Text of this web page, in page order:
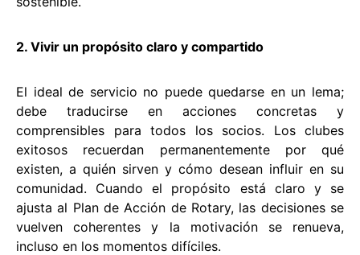
2. Vivir un propósito claro y compartido
El ideal de servicio no puede quedarse en un lema;
debe traducirse en acciones concretas y
comprensibles para todos los socios. Los clubes
exitosos recuerdan permanentemente por qué
existen, a quién sirven y cómo desean influir en su
comunidad. Cuando el propósito está claro y se
ajusta al Plan de Acción de Rotary, las decisiones se
vuelven coherentes y la motivación se renueva,
incluso en los momentos difíciles.